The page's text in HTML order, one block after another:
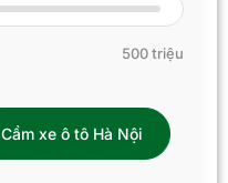
500 triệu
Cầm xe ô tô Hà Nội